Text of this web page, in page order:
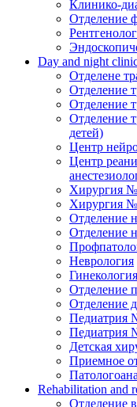
Клинико-
Отделение
Day and night
Отделене
Отделение
Отделение
Отделение
детей)
Центр
Центр
Хирургия
Хирургия
Отделение
Отделение
Неврология
Гинекология
Отделение
Отделение
Педиатрия
Педиатрия
Детская
Приемное
Rehabilitation and
Отделение